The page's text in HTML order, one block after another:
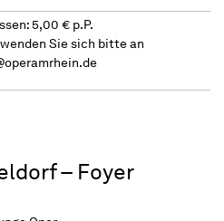
5,00 € p.P.
Sie sich bitte an
– Foyer